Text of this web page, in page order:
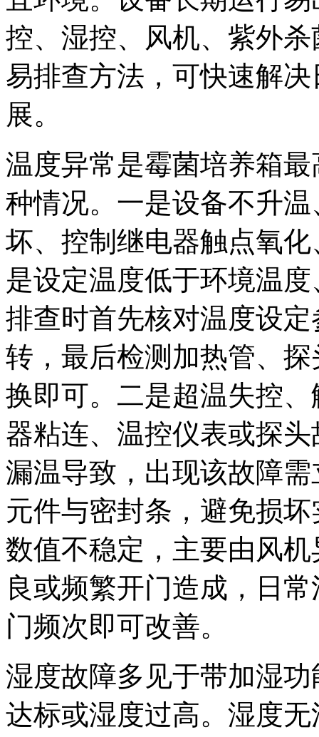
控、湿控、风机、紫外
易排查方法，可快速解
展。
温度异常是霉菌培养箱
种情况。一是设备不升
坏、控制继电器触点氧
是设定温度低于环境温
排查时首先核对温度设
转，最后检测加热管、
换即可。二是超温失控
器粘连、温控仪表或探
漏温导致，出现该故障
元件与密封条，避免损
数值不稳定，主要由风
良或频繁开门造成，日
门频次即可改善。
湿度故障多见于带加湿
达标或湿度过高。湿度